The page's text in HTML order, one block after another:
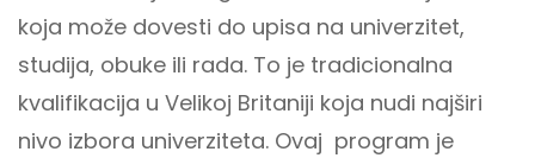
koja može dovesti do upisa na univerzitet,
studija, obuke ili rada. To je tradicionalna
kvalifikacija u Velikoj Britaniji koja nudi najširi
nivo izbora univerziteta. Ovaj program je